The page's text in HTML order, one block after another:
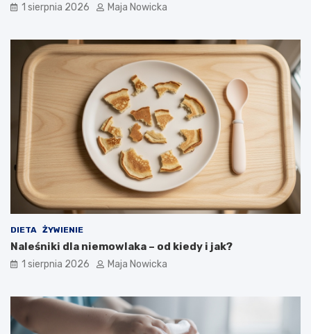
1 sierpnia 2026 Maja Nowicka
DIETA ŻYWIENIE
Naleśniki dla niemowlaka – od kiedy i jak?
1 sierpnia 2026 Maja Nowicka